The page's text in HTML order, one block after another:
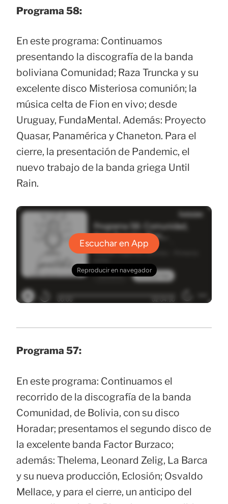
Programa 58:
En este programa: Continuamos
presentando la discografía de la banda
boliviana Comunidad; Raza Truncka y su
excelente disco Misteriosa comunión; la
música celta de Fion en vivo; desde
Uruguay, FundaMental. Además: Proyecto
Quasar, Panamérica y Chaneton. Para el
cierre, la presentación de Pandemic, el
nuevo trabajo de la banda griega Until
Rain.
Programa 57:
En este programa: Continuamos el
recorrido de la discografía de la banda
Comunidad, de Bolivia, con su disco
Horadar; presentamos el segundo disco de
la excelente banda Factor Burzaco;
además: Thelema, Leonard Zelig, La Barca
y su nueva producción, Eclosión; Osvaldo
Mellace, y para el cierre, un anticipo del